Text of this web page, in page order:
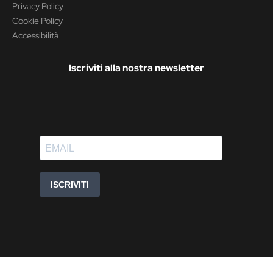
Privacy Policy
Cookie Policy
Accessibilità
Iscriviti alla nostra newsletter